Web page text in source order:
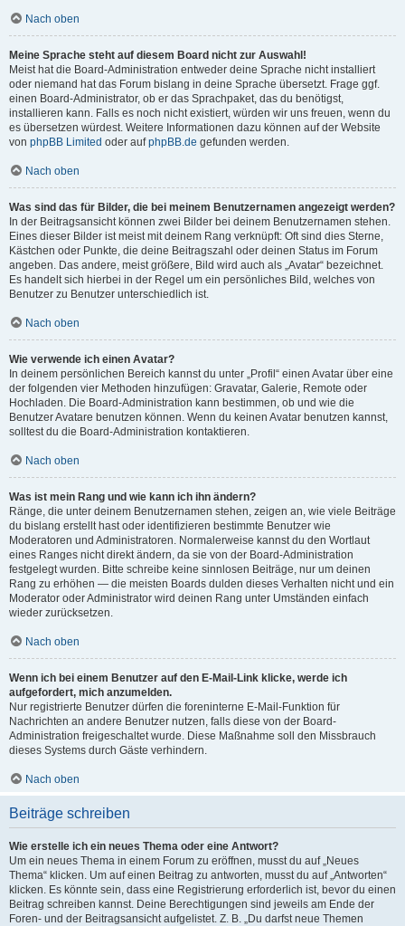
Nach oben
Meine Sprache steht auf diesem Board nicht zur Auswahl!
Meist hat die Board-Administration entweder deine Sprache nicht installiert
oder niemand hat das Forum bislang in deine Sprache übersetzt. Frage ggf.
einen Board-Administrator, ob er das Sprachpaket, das du benötigst,
installieren kann. Falls es noch nicht existiert, würden wir uns freuen, wenn du
es übersetzen würdest. Weitere Informationen dazu können auf der Website
von phpBB Limited oder aufphpBB.de gefunden werden.
Nach oben
Was sind das für Bilder, die bei meinem Benutzernamen angezeigt werden?
In der Beitragsansicht können zwei Bilder bei deinem Benutzernamen stehen.
Eines dieser Bilder ist meist mit deinem Rang verknüpft: Oft sind dies Sterne,
Kästchen oder Punkte, die deine Beitragszahl oder deinen Status im Forum
angeben. Das andere, meist größere, Bild wird auch als „Avatar“ bezeichnet.
Es handelt sich hierbei in der Regel um ein persönliches Bild, welches von
Benutzer zu Benutzer unterschiedlich ist.
Nach oben
Wie verwende ich einen Avatar?
In deinem persönlichen Bereich kannst du unter „Profil“ einen Avatar über eine
der folgenden vier Methoden hinzufügen: Gravatar, Galerie, Remote oder
Hochladen. Die Board-Administration kann bestimmen, ob und wie die
Benutzer Avatare benutzen können. Wenn du keinen Avatar benutzen kannst,
solltest du die Board-Administration kontaktieren.
Nach oben
Was ist mein Rang und wie kann ich ihn ändern?
Ränge, die unter deinem Benutzernamen stehen, zeigen an, wie viele Beiträge
du bislang erstellt hast oder identifizieren bestimmte Benutzer wie
Moderatoren und Administratoren. Normalerweise kannst du den Wortlaut
eines Ranges nicht direkt ändern, da sie von der Board-Administration
festgelegt wurden. Bitte schreibe keine sinnlosen Beiträge, nur um deinen
Rang zu erhöhen — die meisten Boards dulden dieses Verhalten nicht und ein
Moderator oder Administrator wird deinen Rang unter Umständen einfach
wieder zurücksetzen.
Nach oben
Wenn ich bei einem Benutzer auf den E-Mail-Link klicke, werde ich
aufgefordert, mich anzumelden.
Nur registrierte Benutzer dürfen die foreninterne E-Mail-Funktion für
Nachrichten an andere Benutzer nutzen, falls diese von der Board-
Administration freigeschaltet wurde. Diese Maßnahme soll den Missbrauch
dieses Systems durch Gäste verhindern.
Nach oben
Beiträge schreiben
Wie erstelle ich ein neues Thema oder eine Antwort?
Um ein neues Thema in einem Forum zu eröffnen, musst du auf „Neues
Thema“ klicken. Um auf einen Beitrag zu antworten, musst du auf „Antworten“
klicken. Es könnte sein, dass eine Registrierung erforderlich ist, bevor du einen
Beitrag schreiben kannst. Deine Berechtigungen sind jeweils am Ende der
Foren- und der Beitragsansicht aufgelistet. Z. B. „Du darfst neue Themen